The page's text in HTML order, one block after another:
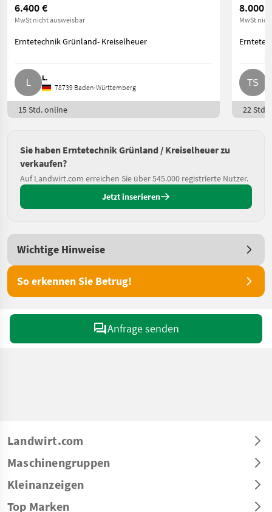
6.400 €
MwSt nicht ausweisbar
Erntetechnik Grünland- Kreiselheuer
L.
78739 Baden-Württemberg
15 Std. online
8.000 €
MwSt
22 Std.
Sie haben Erntetechnik Grünland / Kreiselheuer zu
verkaufen?
Auf Landwirt.com erreichen Sie über 545.000 registrierte Nutzer.
Jetzt inserieren
Wichtige Hinweise
So erkennen Sie Betrug!
Anfrage senden
Landwirt.com
Maschinengruppen
Kleinanzeigen
Top Marken